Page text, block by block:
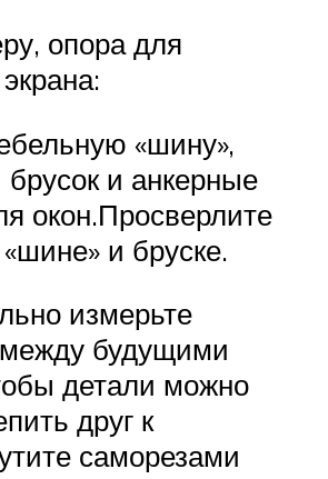
опора для
«шину»,
и анкерные
окон.Просверлите
и бруске.
измерьте
будущими
детали можно
друг к
саморезами